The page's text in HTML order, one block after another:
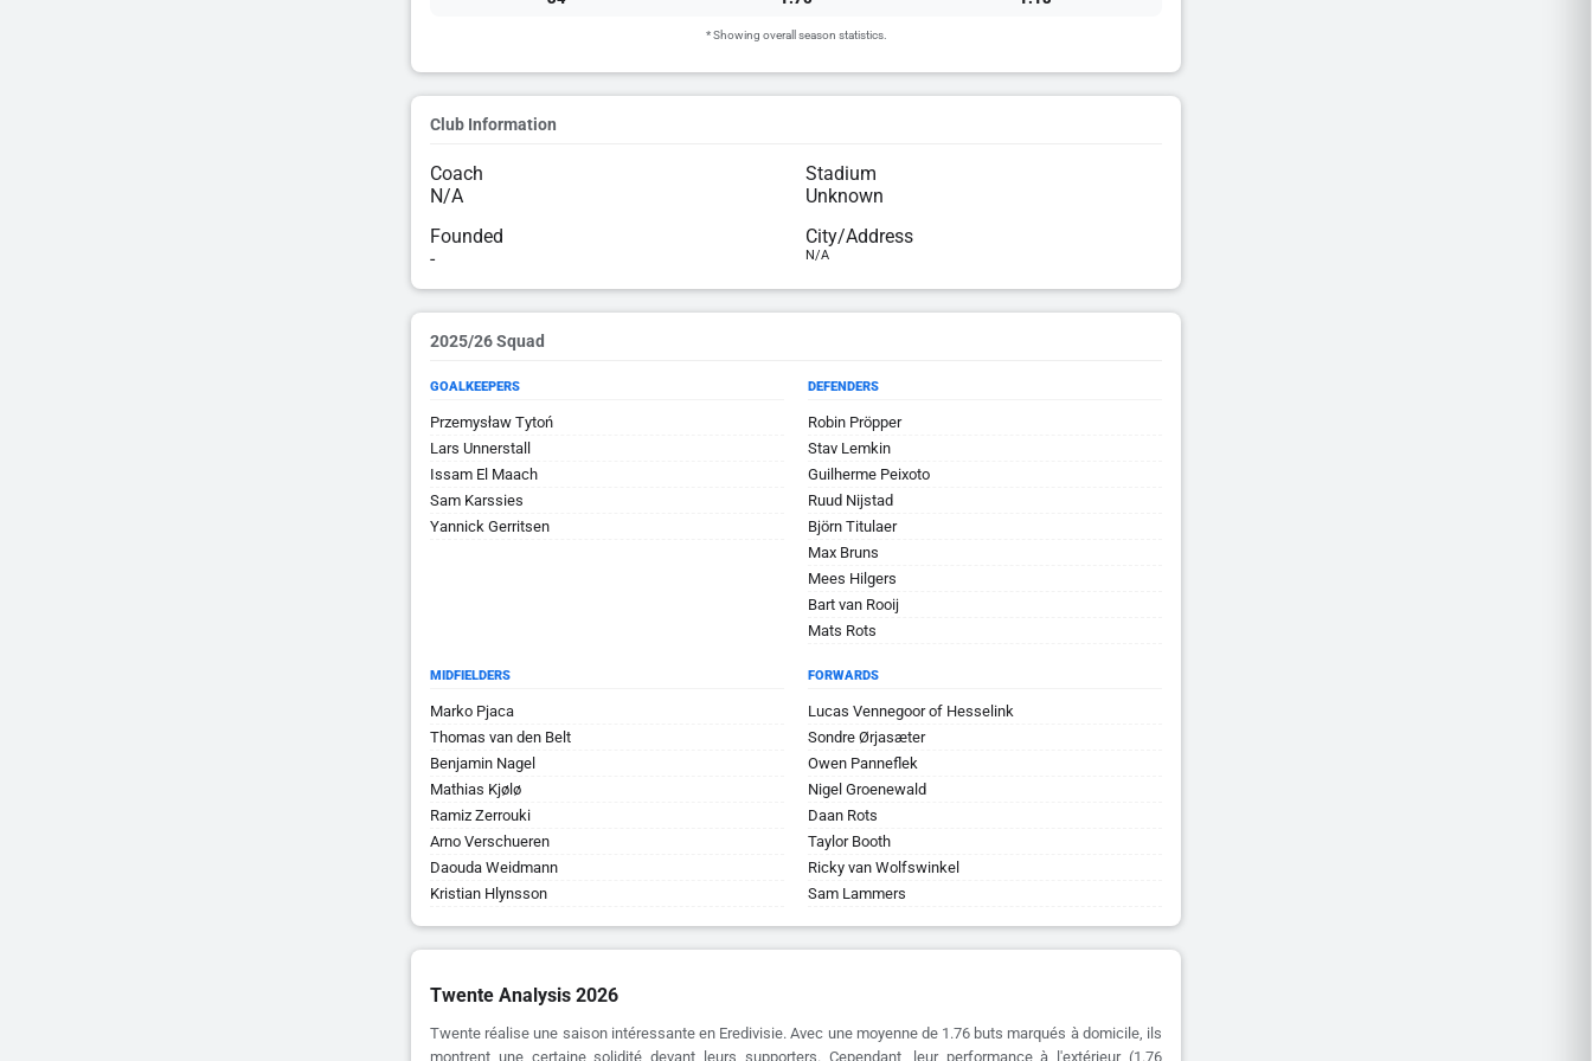
* Showing overall season statistics.
Club Information
Coach
N/A
Stadium
Unknown
Founded
-
City/Address
N/A
2025/26 Squad
GOALKEEPERS
Przemysław Tytoń
Lars Unnerstall
Issam El Maach
Sam Karssies
Yannick Gerritsen
DEFENDERS
Robin Pröpper
Stav Lemkin
Guilherme Peixoto
Ruud Nijstad
Björn Titulaer
Max Bruns
Mees Hilgers
Bart van Rooij
Mats Rots
MIDFIELDERS
Marko Pjaca
Thomas van den Belt
Benjamin Nagel
Mathias Kjølø
Ramiz Zerrouki
Arno Verschueren
Daouda Weidmann
Kristian Hlynsson
FORWARDS
Lucas Vennegoor of Hesselink
Sondre Ørjasæter
Owen Panneflek
Nigel Groenewald
Daan Rots
Taylor Booth
Ricky van Wolfswinkel
Sam Lammers
Twente Analysis 2026
Twente réalise une saison intéressante en Eredivisie. Avec une moyenne de 1.76 buts marqués à domicile, ils
montrent une certaine solidité devant leurs supporters. Cependant, leur performance à l'extérieur (1.76